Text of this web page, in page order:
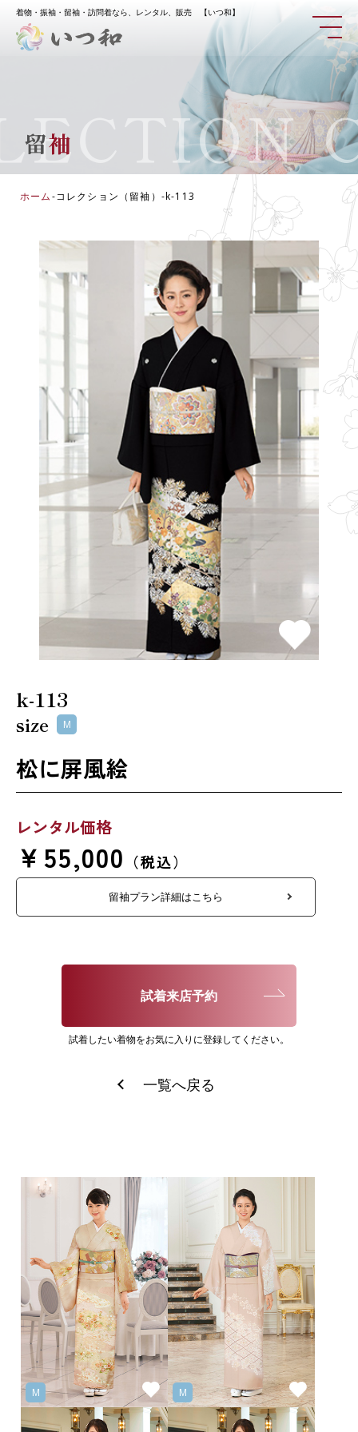
着物・振袖・留袖・訪問着なら、レンタル、販売 【いつ和】
留袖
ホーム-コレクション（留袖） -k-113
k-113
size M
松に屏風絵
レンタル価格
￥55,000 （税込）
留袖プラン詳細はこちら
試着来店予約
試着したい着物をお気に入りに登録してください。
一覧へ戻る
M M